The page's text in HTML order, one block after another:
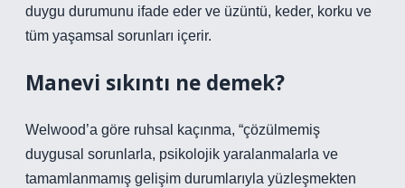
duygu durumunu ifade eder ve üzüntü, keder, korku ve
tüm yaşamsal sorunları içerir.
Manevi sıkıntı ne demek?
Welwood’a göre ruhsal kaçınma, “çözülmemiş
duygusal sorunlarla, psikolojik yaralanmalarla ve
tamamlanmamış gelişim durumlarıyla yüzleşmekten